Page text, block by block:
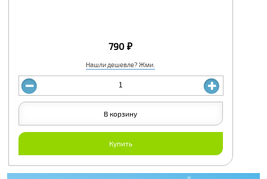
Нашли дешевле? Жми.
790 ₽
Купить
В корзину